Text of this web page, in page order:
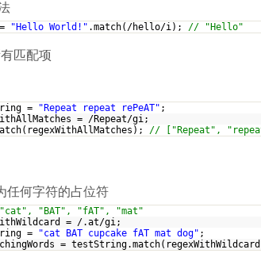
"Hello World!" .match(/hello/i); // "Hello"
匹配项
= "Repeat repeat rePeAT" ;
= /Repeat/gi;
// ["Repeat",
何字符的占位符
"BAT", "fAT", "mat"
= /.at/gi;
= "cat BAT cupcake fAT mat dog" ;
=